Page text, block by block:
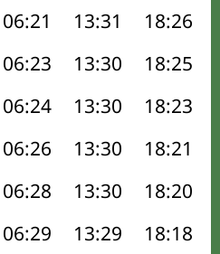
06:21 13:31 18:26
06:23 13:30 18:25
06:24 13:30 18:23
06:26 13:30 18:21
06:28 13:30 18:20
06:29 13:29 18:18